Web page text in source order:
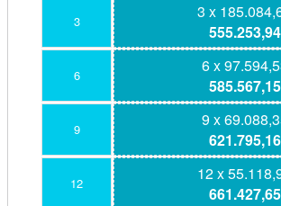
3
3 x
6
6 x
9
9 x
12
12 x